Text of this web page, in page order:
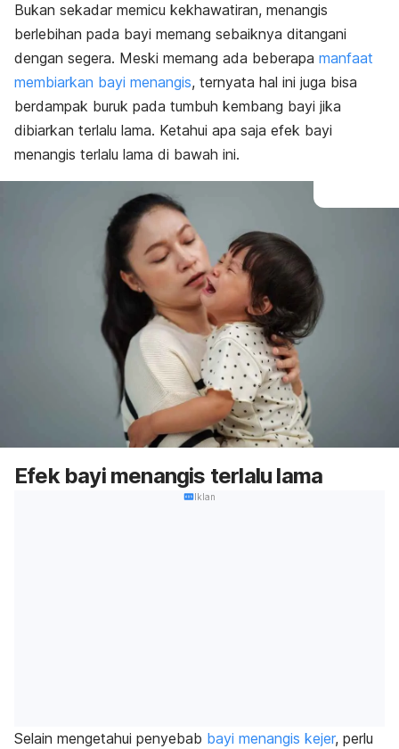
Bukan sekadar memicu kekhawatiran, menangis
berlebihan pada bayi memang sebaiknya ditangani
dengan segera. Meski memang ada beberapa manfaat
membiarkan bayi menangis, ternyata hal ini juga bisa
berdampak buruk pada tumbuh kembang bayi jika
dibiarkan terlalu lama. Ketahui apa saja efek bayi
menangis terlalu lama di bawah ini.
Efek bayi menangis terlalu lama
Iklan
Selain mengetahui penyebab bayi menangis kejer, perlu